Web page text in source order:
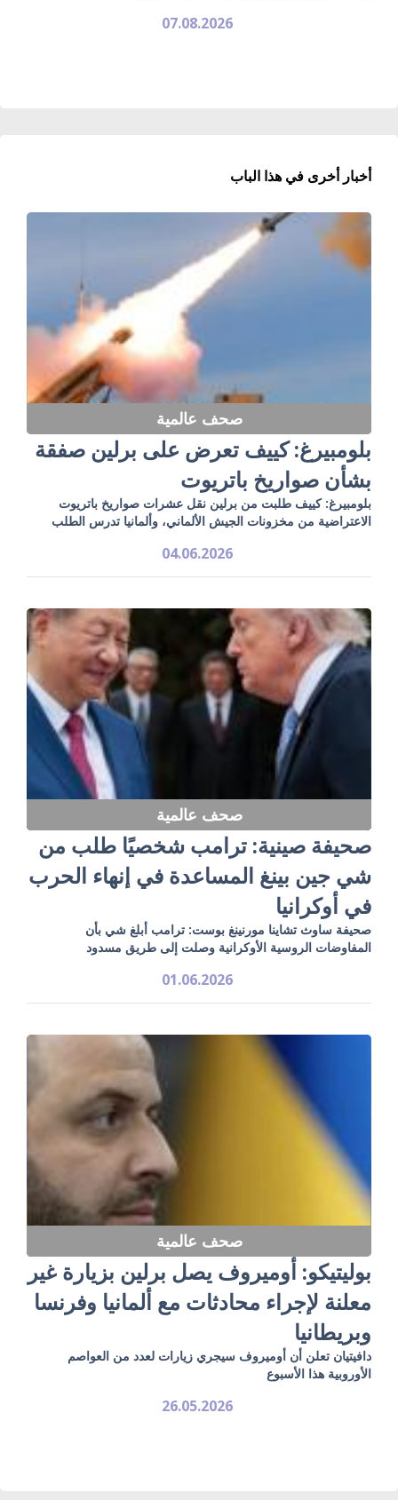
07.08.2026
أخبار أخرى في هذا الباب
صحف عالمية
بلومبيرغ: كييف تعرض على برلين صفقة
بشأن صواريخ باتريوت
بلومبيرغ: كييف طلبت من برلين نقل عشرات صواريخ باتريوت
الاعتراضية من مخزونات الجيش الألماني، وألمانيا تدرس الطلب
04.06.2026
صحف عالمية
صحيفة صينية: ترامب شخصيًا طلب من
شي جين بينغ المساعدة في إنهاء الحرب
في أوكرانيا
صحيفة ساوث تشاينا مورنينغ بوست: ترامب أبلغ شي بأن
المفاوضات الروسية الأوكرانية وصلت إلى طريق مسدود
01.06.2026
صحف عالمية
بوليتيكو: أوميروف يصل برلين بزيارة غير
معلنة لإجراء محادثات مع ألمانيا وفرنسا
وبريطانيا
دافيتيان تعلن أن أوميروف سيجري زيارات لعدد من العواصم
الأوروبية هذا الأسبوع
26.05.2026